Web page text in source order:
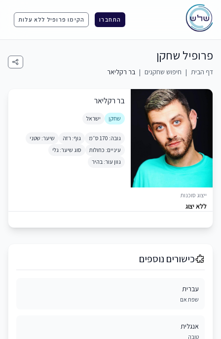
התחברו הקימו פרופיל ללא עלות
פרופיל שחקן
דף הבית | חיפוש שחקנים | בר רקליאר
ייצוג סוכנות
ללא יצוג
בר רקליאר
שחקן ישראל
גובה: 170 ס״מ גוף: רזה
שיער: שטני
עיניים: כחולות
סוג שיער: גלי
גוון עור: בהיר
כישורים נוספים
עברית
שפת אם
אנגלית
טובה